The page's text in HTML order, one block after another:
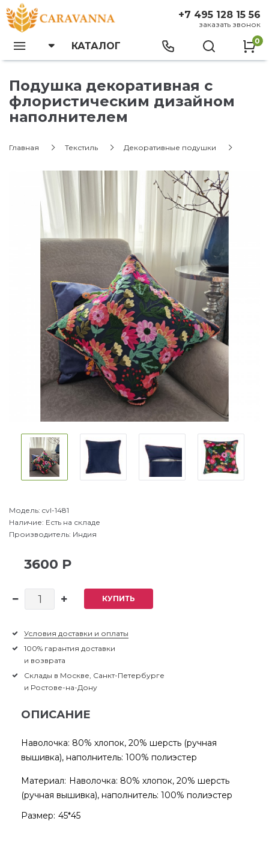
+7 495 128 15 56
заказать звонок
КАТАЛОГ 0
Подушка декоративная с
флористическим дизайном
наполнителем
Главная Текстиль Декоративные подушки
Модель: cvl-1481
Наличие: Есть на складе
Производитель: Индия
3600 Р
КУПИТЬ
Условия доставки и оплаты
100% гарантия доставки
и возврата
Склады в Москве, Санкт-Петербурге
и Ростове-на-Дону
ОПИСАНИЕ
Наволочка: 80% хлопок, 20% шерсть (ручная
вышивка), наполнитель: 100% полиэстер
Материал: Наволочка: 80% хлопок, 20% шерсть
(ручная вышивка), наполнитель: 100% полиэстер
Размер: 45*45